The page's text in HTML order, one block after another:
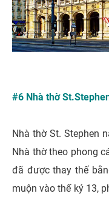
#6 Nhà thờ
Nhà thờ St. Stephen
Nhà thờ theo phong
đã được thay thế
muộn vào thế kỷ 13,